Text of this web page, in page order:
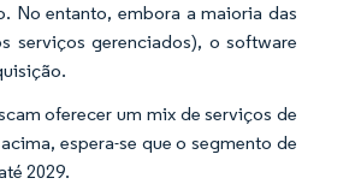
No entanto, embora a maioria das
serviços gerenciados), o software
oferecer um mix de serviços de
espera-se que o segmento de
2029.